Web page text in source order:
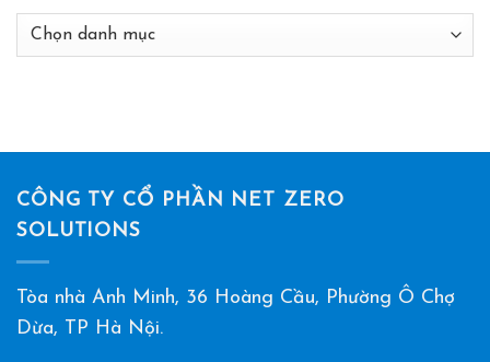
Danh
mục
CÔNG TY CỔ PHẦN NET ZERO
SOLUTIONS
Tòa nhà Anh Minh, 36 Hoàng Cầu, Phường Ô Chợ
Dừa, TP Hà Nội.